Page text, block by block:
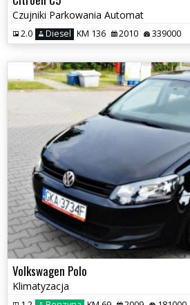
Czujniki Parkowania Automat
2.0 Diesel KM 136 2010 339000
Volkswagen Polo
Klimatyzacja